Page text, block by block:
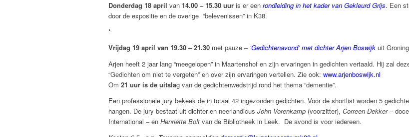
Donderdag 18 april van 14.00 – 15.30 uur is er een rondleiding in het kader van Gekleurd Grijs. Een
door de expositie en de overige “belevenissen” in K38.
*
Vrijdag 19 april van 19.30 – 21.30 met pauze – ‘Gedichtenavond’ met dichter Arjen Boswijk uit
Arjen heeft 2 jaar lang “meegelopen” in Maartenshof en zijn ervaringen in gedichten vertaald. Hij zal
“Gedichten om niet te vergeten” en over zijn ervaringen vertellen. Zie ook: www.arjenboswijk.nl
Om 21 uur is de uitslag van de gedichtenwedstrijd rond het thema “dementie”.
Een professionele jury bekeek de in totaal 42 ingezonden gedichten. Voor de shortlist worden 5
hangen. De jury bestaat uit dichter en neerlandicus John Vorenkamp (voorzitter), Correen Dekker–
International – en Henriëtte Bolt van de Bibliotheek in Leek. De avond is voor iedereen.